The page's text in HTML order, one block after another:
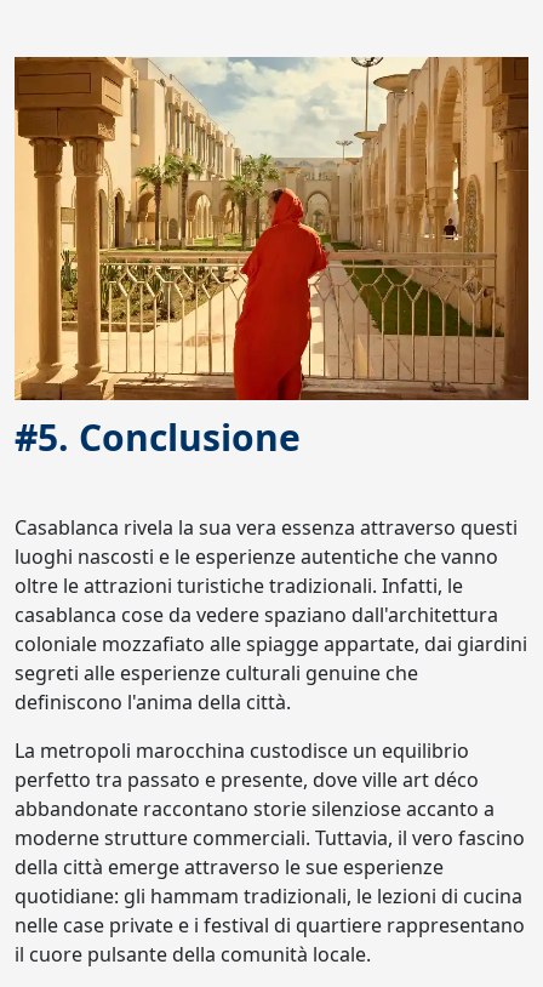
#5. Conclusione
Casablanca rivela la sua vera essenza attraverso questi
luoghi nascosti e le esperienze autentiche che vanno
oltre le attrazioni turistiche tradizionali. Infatti, le
casablanca cose da vedere spaziano dall'architettura
coloniale mozzafiato alle spiagge appartate, dai giardini
segreti alle esperienze culturali genuine che
definiscono l'anima della città.
La metropoli marocchina custodisce un equilibrio
perfetto tra passato e presente, dove ville art déco
abbandonate raccontano storie silenziose accanto a
moderne strutture commerciali. Tuttavia, il vero fascino
della città emerge attraverso le sue esperienze
quotidiane: gli hammam tradizionali, le lezioni di cucina
nelle case private e i festival di quartiere rappresentano
il cuore pulsante della comunità locale.